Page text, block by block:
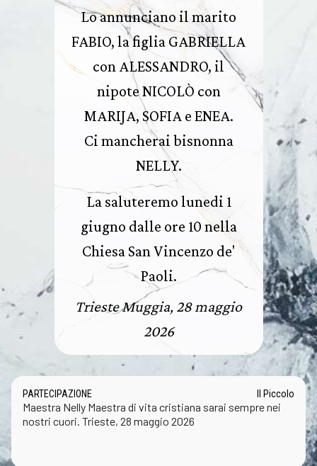
Lo annunciano il marito
FABIO, la figlia GABRIELLA
con ALESSANDRO, il
nipote NICOLÒ con
MARIJA, SOFIA e ENEA.
Ci mancherai bisnonna
NELLY.
La saluteremo lunedi 1
giugno dalle ore 10 nella
Chiesa San Vincenzo de'
Paoli.
Trieste Muggia, 28 maggio
2026
PARTECIPAZIONE Il Piccolo
Maestra Nelly Maestra di vita cristiana sarai sempre nei
nostri cuori. Trieste, 28 maggio 2026